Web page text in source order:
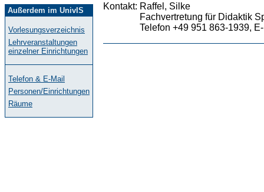
Außerdem im UnivIS
Vorlesungsverzeichnis
Lehrveranstaltungen
einzelner Einrichtungen
Telefon & E-Mail
Personen/Einrichtungen
Räume
Kontakt: Raffel, Silke
Fachvertretung für Didaktik
Telefon +49 951 863-1939,